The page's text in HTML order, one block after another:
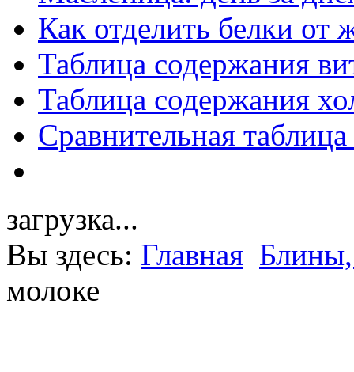
Как отделить белки от
Таблица содержания
Таблица содержания
Сравнительная
загрузка...
Вы здесь: Главная
молоке